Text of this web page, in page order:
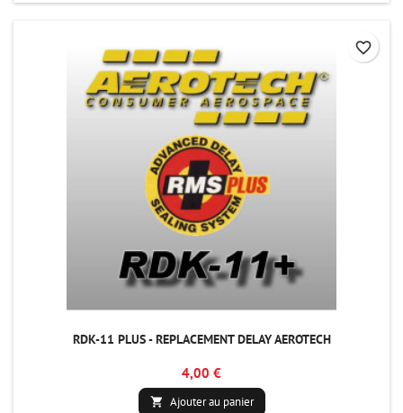
RDK-11 PLUS - REPLACEMENT DELAY AEROTECH
4,00 €
 Ajouter au panier
favorite_border